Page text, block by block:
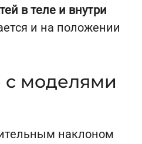
в теле и внутри
и на положении
моделями
наклоном